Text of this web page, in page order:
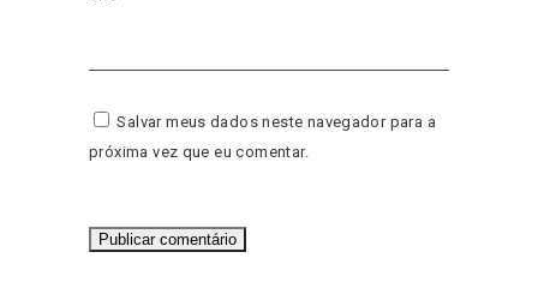
Salvar meus dados neste navegador para a
próxima vez que eu comentar.